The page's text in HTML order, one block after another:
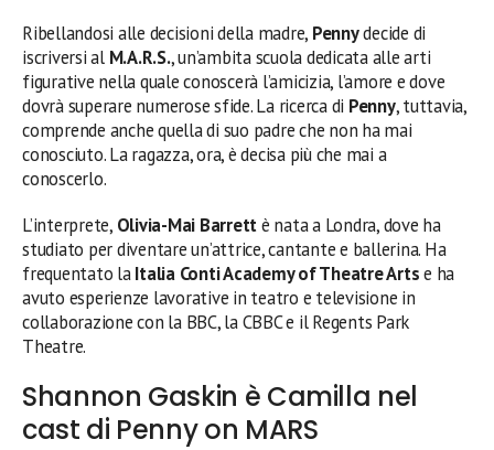
Ribellandosi alle decisioni della madre, Pennydecide di
iscriversi al M.A.R.S., un’ambita scuola dedicata alle arti
figurative nella quale conoscerà l’amicizia, l’amore e dove
dovrà superare numerose sfide. La ricerca di Penny, tuttavia,
comprende anche quella di suo padre che non ha mai
conosciuto. La ragazza, ora, è decisa più che mai a
conoscerlo.
L’interprete, Olivia-Mai Barrettè nata a Londra, dove ha
studiato per diventare un’attrice, cantante e ballerina. Ha
frequentato laItalia Conti Academy of Theatre Artse ha
avuto esperienze lavorative in teatro e televisione in
collaborazione con la BBC, la CBBC e il Regents Park
Theatre.
Shannon Gaskin è Camilla nel
cast di Penny on MARS